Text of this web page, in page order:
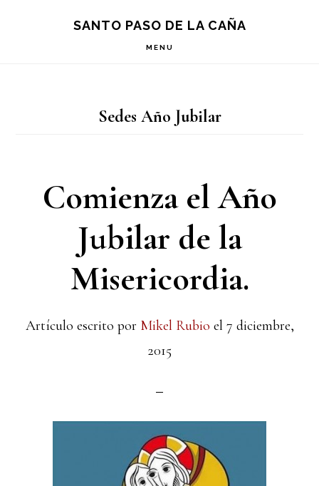
SANTO PASO DE LA CAÑA
MENU
Sedes Año Jubilar
Comienza el Año
Jubilar de la
Misericordia.
Artículo escrito por Mikel Rubio el 7 diciembre,
2015